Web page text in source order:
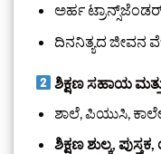
ಅರ್ಹ ಟ್ರಾನ್ಸ್‌ಜೆಂಡರ್
ದಿನನಿತ್ಯದ ಜೀವನ
ಶಿಕ್ಷಣ ಸಹಾಯ
ಶಾಲೆ, ಪಿಯುಸಿ,
ಶಿಕ್ಷಣ ಶುಲ್ಕ,